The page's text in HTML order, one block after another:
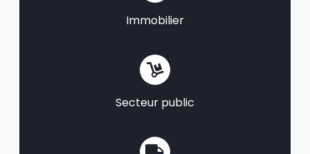
Immobilier
Secteur public